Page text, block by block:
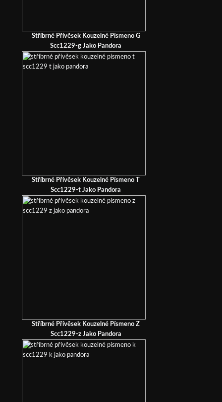
Stříbrné Přívěsek Kouzelné Písmeno G
Scc1229-g Jako Pandora
Stříbrné Přívěsek Kouzelné Písmeno T
Scc1229-t Jako Pandora
Stříbrné Přívěsek Kouzelné Písmeno Z
Scc1229-z Jako Pandora